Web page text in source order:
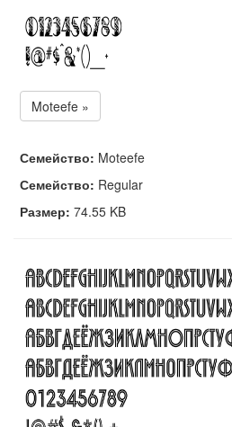
Moteefe »
Семейство: Moteefe
Семейство: Regular
Размер: 74.55 KB